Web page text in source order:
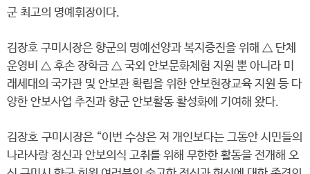
군 최고의 명예휘장이다.
김장호 구미시장은 향군의 명예선양과 복지증진을 위해 △ 단체
운영비 △ 후손 장학금 △ 국외 안보문화체험 지원 뿐 아니라 미
래세대의 국가관 및 안보관 확립을 위한 안보현장교육 지원 등 다
양한 안보사업 추진과 향군 안보활동 활성화에 기여해 왔다.
김장호 구미시장은 “이번 수상은 저 개인보다는 그동안 시민들의
나라사랑 정신과 안보의식 고취를 위해 무한한 활동을 전개해 오